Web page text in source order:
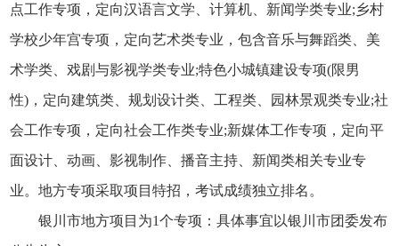
点工作专项，定向汉语言文学、计算机、新闻学类专业;乡村
学校少年宫专项，定向艺术类专业，包含音乐与舞蹈类、美
术学类、戏剧与影视学类专业;特色小城镇建设专项(限男
性)，定向建筑类、规划设计类、工程类、园林景观类专业;社
会工作专项，定向社会工作类专业;新媒体工作专项，定向平
面设计、动画、影视制作、播音主持、新闻类相关专业专
业。地方专项采取项目特招，考试成绩独立排名。
银川市地方项目为1个专项：具体事宜以银川市团委发布